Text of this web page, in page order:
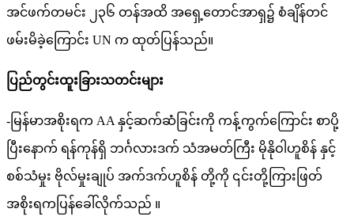
အင်ဖက်တမင်း ၂၃၆ တန်အထိ အရှေ့တောင်အာရှ၌ စံချိန်တင်
ဖမ်းမိခဲ့ကြောင်း UN က ထုတ်ပြန်သည်။
ပြည်တွင်းထူးခြားသတင်းများ
-မြန်မာအစိုးရက AA နှင့်ဆက်ဆံခြင်းကို ကန့်ကွက်ကြောင်း စာပို့
ပြီးနောက် ရန်ကုန်ရှိ ဘင်္ဂလားဒက် သံအမတ်ကြီး မိုနိုဝါဟူစိန် နှင့်
စစ်သံမှုး ဗိုလ်မှုးချုပ် အက်ဒက်ဟူစိန် တို့ကို ၎င်းတို့ကြားဖြတ်
အစိုးရကပြန်ခေါ်လိုက်သည် ။